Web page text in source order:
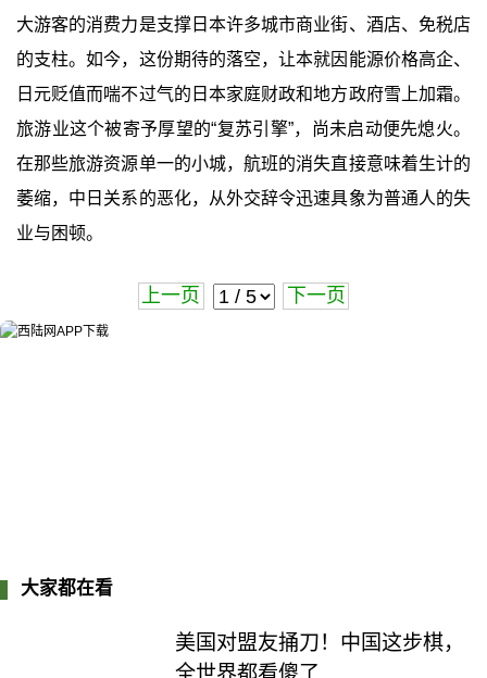
大游客的消费力是支撑日本许多城市商业街、酒店、免税店
的支柱。如今，这份期待的落空，让本就因能源价格高企、
日元贬值而喘不过气的日本家庭财政和地方政府雪上加霜。
旅游业这个被寄予厚望的“复苏引擎”，尚未启动便先熄火。
在那些旅游资源单一的小城，航班的消失直接意味着生计的
萎缩，中日关系的恶化，从外交辞令迅速具象为普通人的失
业与困顿。
上一页 下一页
大家都在看
美国对盟友捅刀！中国这步棋，
全世界都看傻了